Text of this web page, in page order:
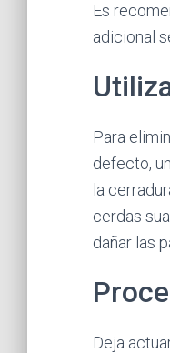
Es
adicional
Para
defecto,
la
cerdas
dañar las
Deja